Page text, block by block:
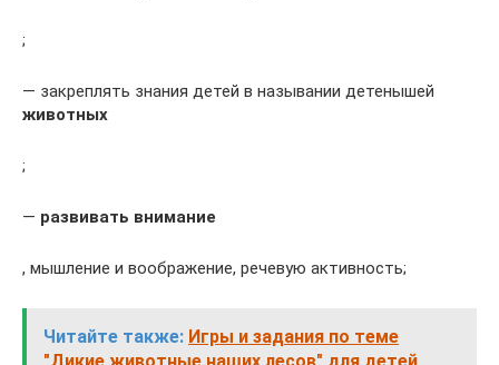
;
— закреплять знания детей в назывании детенышей
животных
;
— развивать внимание
, мышление и воображение, речевую активность;
Читайте также: Игры и задания по теме